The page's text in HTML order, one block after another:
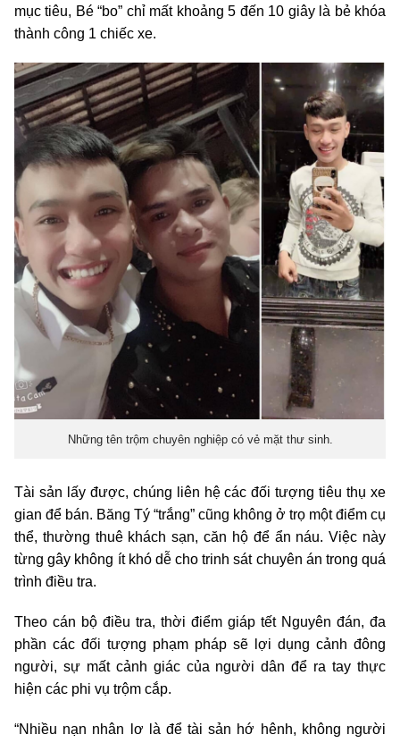
mục tiêu, Bé “bo” chỉ mất khoảng 5 đến 10 giây là bẻ khóa
thành công 1 chiếc xe.
Những tên trộm chuyên nghiệp có vẻ mặt thư sinh.
Tài sản lấy được, chúng liên hệ các đối tượng tiêu thụ xe
gian để bán. Băng Tý “trắng” cũng không ở trọ một điểm cụ
thể, thường thuê khách sạn, căn hộ để ẩn náu. Việc này
từng gây không ít khó dễ cho trinh sát chuyên án trong quá
trình điều tra.
Theo cán bộ điều tra, thời điểm giáp tết Nguyên đán, đa
phần các đối tượng phạm pháp sẽ lợi dụng cảnh đông
người, sự mất cảnh giác của người dân để ra tay thực
hiện các phi vụ trộm cắp.
“Nhiều nạn nhân lơ là để tài sản hớ hênh, không người